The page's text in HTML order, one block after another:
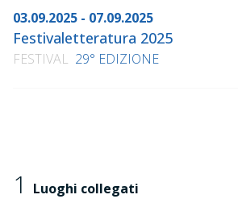
03.09.2025 - 07.09.2025
Festivaletteratura 2025
FESTIVAL 29° EDIZIONE
1 Luoghi collegati